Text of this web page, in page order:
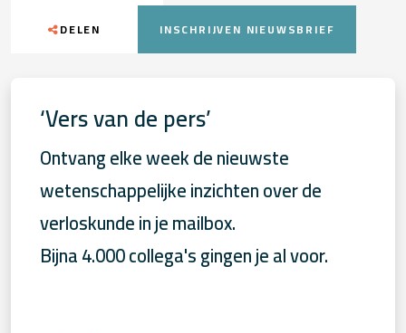
DELEN INSCHRIJVEN NIEUWSBRIEF
‘Vers van de pers’
Ontvang elke week de nieuwste
wetenschappelijke inzichten over de
verloskunde in je mailbox.
Bijna 4.000 collega's gingen je al voor.